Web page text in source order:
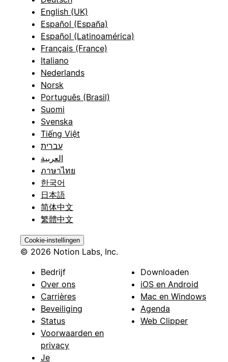
English (UK)
Español (España)
Español (Latinoamérica)
Français (France)
Italiano
Nederlands
Norsk
Português (Brasil)
Suomi
Svenska
Tiếng Việt
עברית
العربية
ภาษาไทย
한국어
日本語
简体中文
繁體中文
Cookie-instellingen
© 2026 Notion Labs, Inc.
Bedrijf
Over ons
Carrières
Beveiliging
Status
Voorwaarden en
privacy
Je
Downloaden
iOS en Android
Mac en Windows
Agenda
Web Clipper